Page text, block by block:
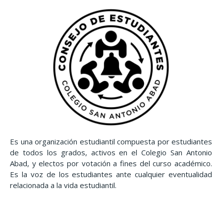
Es una organización estudiantil compuesta por estudiantes
de todos los grados, activos en el Colegio San Antonio
Abad, y electos por votación a fines del curso académico.
Es la voz de los estudiantes ante cualquier eventualidad
relacionada a la vida estudiantil.